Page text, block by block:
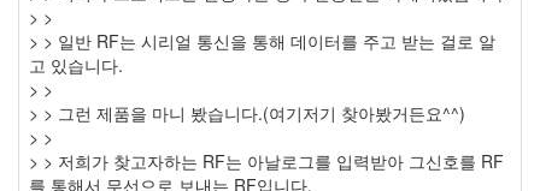
> >
> > 일반 RF는 시리얼 통신을 통해 데이터를 주고 받는 걸로 알
고 있습니다.
> >
> > 그런 제품을 마니 봤습니다.(여기저기 찾아봤거든요^^)
> >
> > 저희가 찾고자하는 RF는 아날로그를 입력받아 그신호를 RF
를 통해서 무선으로 보내는 RF입니다.